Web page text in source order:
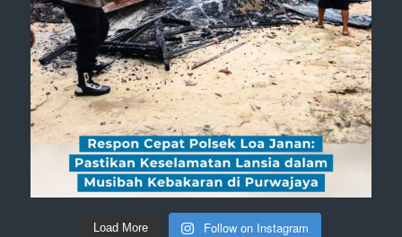
Load More Follow on Instagram